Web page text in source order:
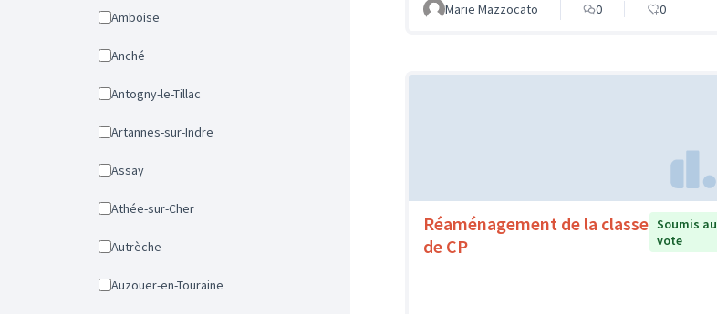
Amboise
Anché
Antogny-le-Tillac
Artannes-sur-Indre
Assay
Athée-sur-Cher
Autrèche
Auzouer-en-Touraine
Marie Mazzocato 0 0
Réaménagement de la classe
de CP
Soumis au
vote